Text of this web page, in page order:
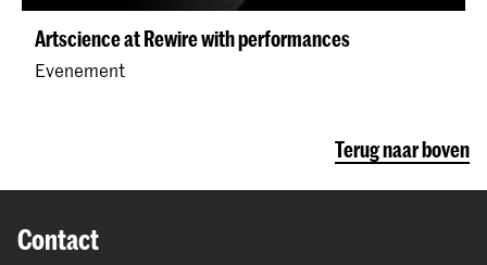
Artscience at Rewire with performances
Evenement
Terug naar boven
Contact